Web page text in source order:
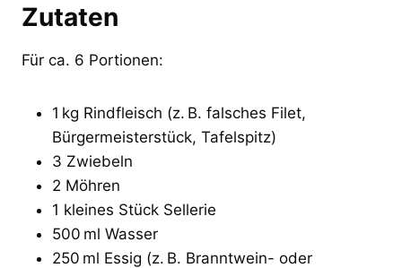
Zutaten
Für ca. 6 Portionen:
1 kg Rindfleisch (z. B. falsches Filet,
Bürgermeisterstück, Tafelspitz)
3 Zwiebeln
2 Möhren
1 kleines Stück Sellerie
500 ml Wasser
250 ml Essig (z. B. Branntwein- oder